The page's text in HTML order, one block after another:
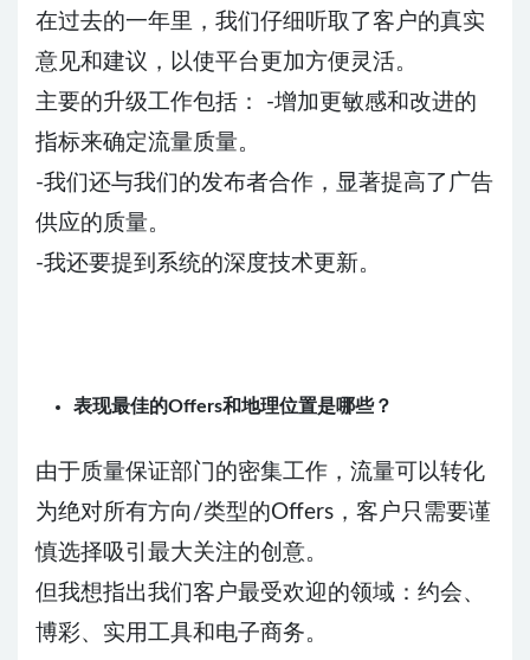
在过去的一年里，我们仔细听取了客户的真实
意见和建议，以使平台更加方便灵活。
主要的升级工作包括： -增加更敏感和改进的
指标来确定流量质量。
-我们还与我们的发布者合作，显著提高了广告
供应的质量。
-我还要提到系统的深度技术更新。
表现最佳的Offers和地理位置是哪些？
由于质量保证部门的密集工作，流量可以转化
为绝对所有方向/类型的Offers，客户只需要谨
慎选择吸引最大关注的创意。
但我想指出我们客户最受欢迎的领域：约会、
博彩、实用工具和电子商务。